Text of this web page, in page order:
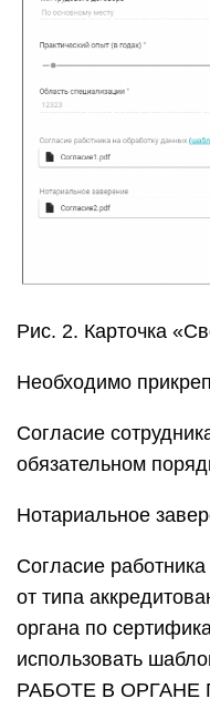
Рис. 2. Карточка
Необходимо
Согласие
обязательном
Нотариальное
Согласие
от типа
органа по
использовать
РАБОТЕ В